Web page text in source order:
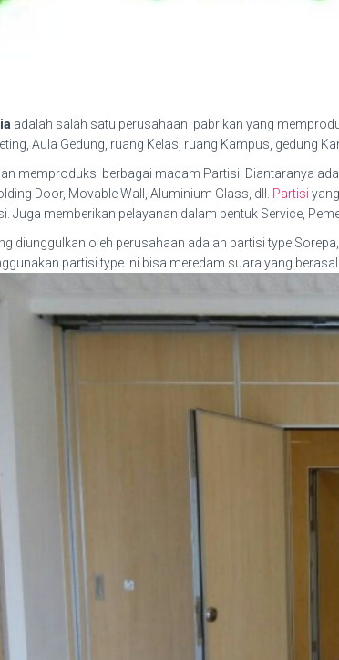
adalah salah satu perusahaan pabrikan yang
Aula Gedung, ruang Kelas, ruang Kampus, gedung
memproduksi berbagai macam Partisi. Diantaranya
Door, Movable Wall, Aluminium Glass, dll.
Partisi
Juga memberikan pelayanan dalam bentuk Service,
diunggulkan oleh perusahaan adalah partisi type
partisi type ini bisa meredam suara yang